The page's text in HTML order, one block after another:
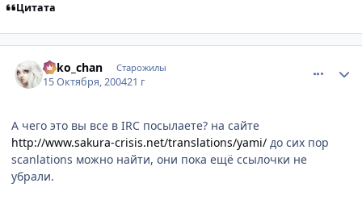
Цитата
neko_chan Старожилы
15 Октября, 200421 г
А чего это вы все в IRC посылаете? на сайте
http://www.sakura-crisis.net/translations/yami/ до сих пор
scanlations можно найти, они пока ещё ссылочки не
убрали.